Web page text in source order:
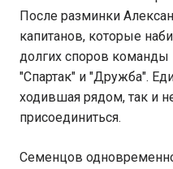
После разминки
капитанов, которые
долгих споров
"Спартак" и "Дружба".
ходившая рядом, так и
присоединиться.
Семенцов